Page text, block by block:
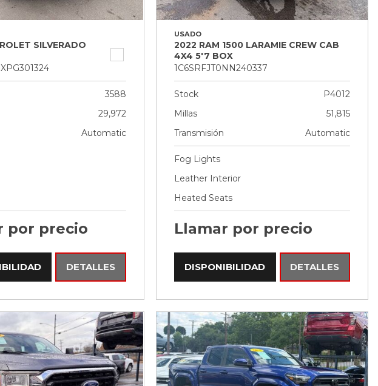
SILVERADO
3588
29,972
Automatic
por precio
DETALLES
USADO
2022 RAM 1500 LARAMIE CREW CAB
4X4 5'7 BOX
1C6SRFJT0NN240337
Stock
P4012
Millas
51,815
Transmisión
Automatic
Fog Lights
Leather Interior
Heated Seats
Llamar por precio
DISPONIBILIDAD DETALLES